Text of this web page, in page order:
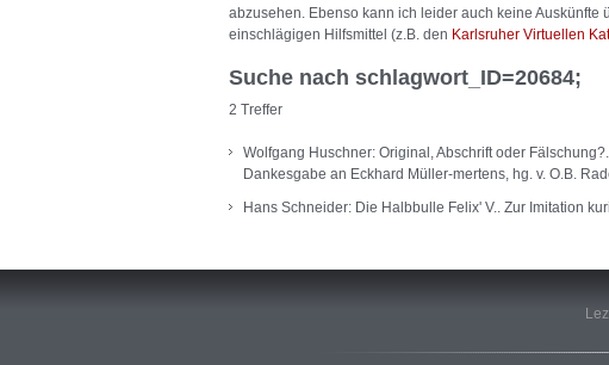
abzusehen. Ebenso kann ich leider auch keine
einschlägigen Hilfsmittel (z.B. den Karlsruher Virtuellen
Suche nach schlagwort_ID=20684;
2 Treffer
Wolfgang Huschner: Original, Abschrift oder
Dankesgabe an Eckhard Müller-mertens, hg. v. O.B.
Hans Schneider: Die Halbbulle Felix' V.. Zur Imitation